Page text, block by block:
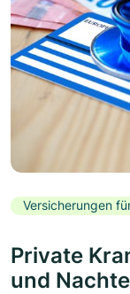
Versicherungen
Private
und